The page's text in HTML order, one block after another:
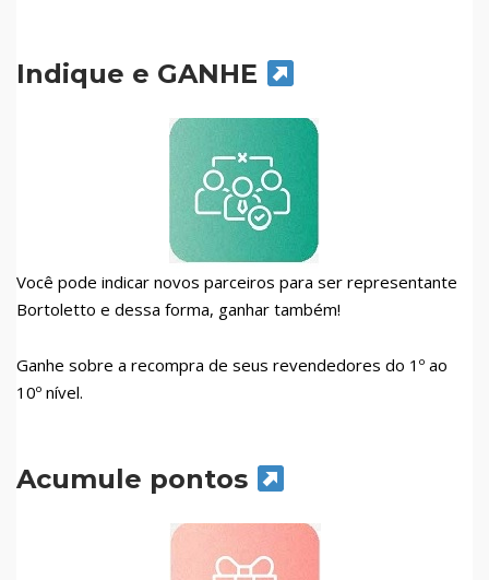
Indique e GANHE
Você pode indicar novos parceiros para ser representante
Bortoletto e dessa forma, ganhar também!
Ganhe sobre a recompra de seus revendedores do 1º ao
10º nível.
Acumule pontos